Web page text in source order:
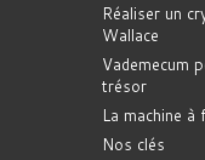
Réaliser un
Wallace
Vademecum
trésor
La machine à
Nos clés